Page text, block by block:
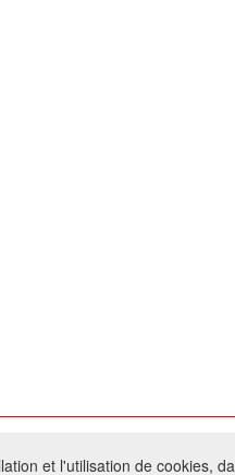
du contenu de ce site,
et l'utilisation de cookies,